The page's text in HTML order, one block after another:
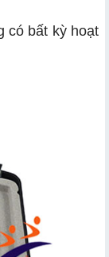
có bất kỳ hoạt